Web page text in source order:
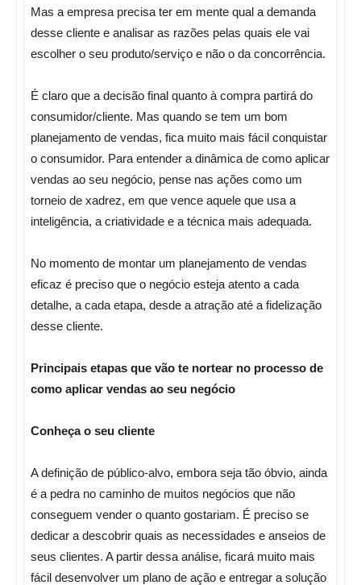
Mas a empresa precisa ter em mente qual a demanda
desse cliente e analisar as razões pelas quais ele vai
escolher o seu produto/serviço e não o da concorrência.
É claro que a decisão final quanto à compra partirá do
consumidor/cliente. Mas quando se tem um bom
planejamento de vendas, fica muito mais fácil conquistar
o consumidor. Para entender a dinâmica de como aplicar
vendas ao seu negócio, pense nas ações como um
torneio de xadrez, em que vence aquele que usa a
inteligência, a criatividade e a técnica mais adequada.
No momento de montar um planejamento de vendas
eficaz é preciso que o negócio esteja atento a cada
detalhe, a cada etapa, desde a atração até a fidelização
desse cliente.
Principais etapas que vão te nortear no processo de
como aplicar vendas ao seu negócio
Conheça o seu cliente
A definição de público-alvo, embora seja tão óbvio, ainda
é a pedra no caminho de muitos negócios que não
conseguem vender o quanto gostariam. É preciso se
dedicar a descobrir quais as necessidades e anseios de
seus clientes. A partir dessa análise, ficará muito mais
fácil desenvolver um plano de ação e entregar a solução